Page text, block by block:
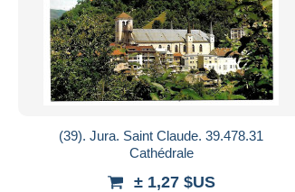
(39). Jura. Saint Claude. 39.478.31
Cathédrale
± 1,27 $US